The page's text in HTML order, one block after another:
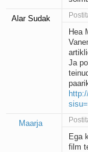
Alar Sudak
Hea
Ja
Maarja
Ega
film